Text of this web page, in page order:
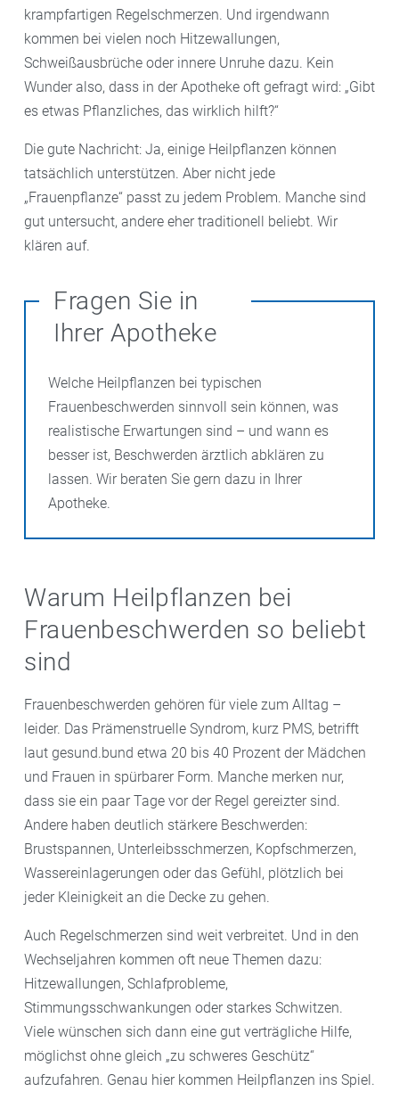
krampfartigen Regelschmerzen. Und irgendwann
kommen bei vielen noch Hitzewallungen,
Schweißausbrüche oder innere Unruhe dazu. Kein
Wunder also, dass in der Apotheke oft gefragt wird: „Gibt
es etwas Pflanzliches, das wirklich hilft?“
Die gute Nachricht: Ja, einige Heilpflanzen können
tatsächlich unterstützen. Aber nicht jede
„Frauenpflanze“ passt zu jedem Problem. Manche sind
gut untersucht, andere eher traditionell beliebt. Wir
klären auf.
Fragen Sie in
Ihrer Apotheke
Welche Heilpflanzen bei typischen
Frauenbeschwerden sinnvoll sein können, was
realistische Erwartungen sind – und wann es
besser ist, Beschwerden ärztlich abklären zu
lassen. Wir beraten Sie gern dazu in Ihrer
Apotheke.
Warum Heilpflanzen bei
Frauenbeschwerden so beliebt
sind
Frauenbeschwerden gehören für viele zum Alltag –
leider. Das Prämenstruelle Syndrom, kurz PMS, betrifft
laut gesund.bund etwa 20 bis 40 Prozent der Mädchen
und Frauen in spürbarer Form. Manche merken nur,
dass sie ein paar Tage vor der Regel gereizter sind.
Andere haben deutlich stärkere Beschwerden:
Brustspannen, Unterleibsschmerzen, Kopfschmerzen,
Wassereinlagerungen oder das Gefühl, plötzlich bei
jeder Kleinigkeit an die Decke zu gehen.
Auch Regelschmerzen sind weit verbreitet. Und in den
Wechseljahren kommen oft neue Themen dazu:
Hitzewallungen, Schlafprobleme,
Stimmungsschwankungen oder starkes Schwitzen.
Viele wünschen sich dann eine gut verträgliche Hilfe,
möglichst ohne gleich „zu schweres Geschütz“
aufzufahren. Genau hier kommen Heilpflanzen ins Spiel.